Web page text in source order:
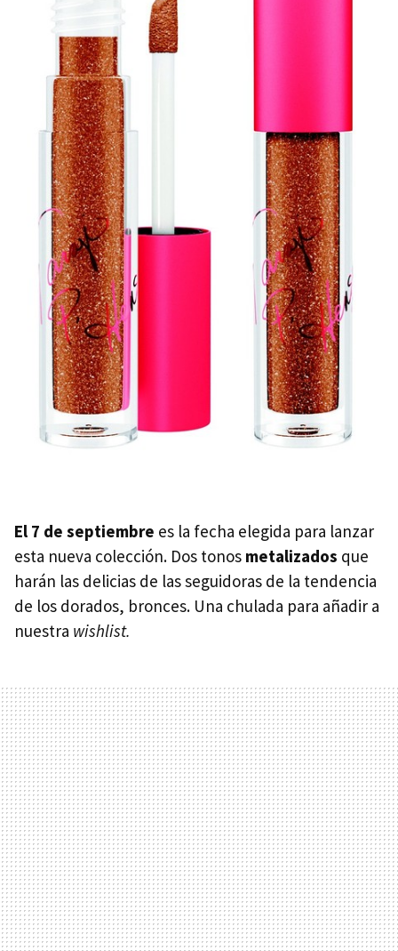
El 7 de septiembre es la fecha elegida para lanzar
esta nueva colección. Dos tonos metalizados que
harán las delicias de las seguidoras de la tendencia
de los dorados, bronces. Una chulada para añadir a
nuestra wishlist.